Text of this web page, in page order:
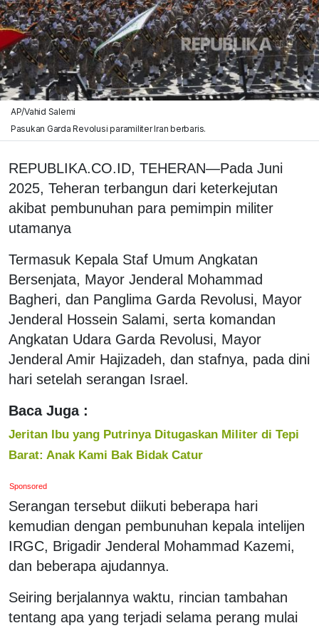
AP/Vahid Salemi
Pasukan Garda Revolusi paramiliter Iran berbaris.
REPUBLIKA.CO.ID, TEHERAN—Pada Juni
2025, Teheran terbangun dari keterkejutan
akibat pembunuhan para pemimpin militer
utamanya
Termasuk Kepala Staf Umum Angkatan
Bersenjata, Mayor Jenderal Mohammad
Bagheri, dan Panglima Garda Revolusi, Mayor
Jenderal Hossein Salami, serta komandan
Angkatan Udara Garda Revolusi, Mayor
Jenderal Amir Hajizadeh, dan stafnya, pada dini
hari setelah serangan Israel.
Baca Juga :
Jeritan Ibu yang Putrinya Ditugaskan Militer di Tepi
Barat: Anak Kami Bak Bidak Catur
Sponsored
Serangan tersebut diikuti beberapa hari
kemudian dengan pembunuhan kepala intelijen
IRGC, Brigadir Jenderal Mohammad Kazemi,
dan beberapa ajudannya.
Seiring berjalannya waktu, rincian tambahan
tentang apa yang terjadi selama perang mulai